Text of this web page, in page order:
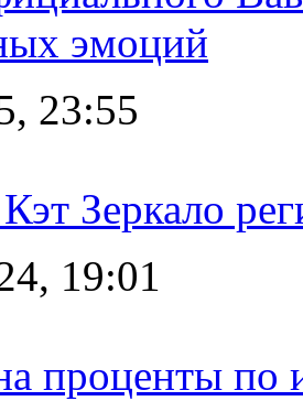
эмоций
23:55
Зеркало
19:01
проценты по